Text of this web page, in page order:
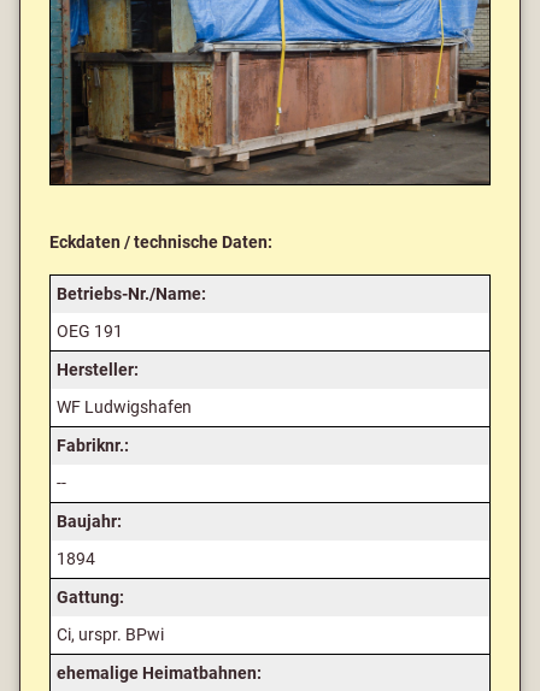
Eckdaten / technische Daten:
Betriebs-Nr./Name:
OEG 191
Hersteller:
WF Ludwigshafen
Fabriknr.:
--
Baujahr:
1894
Gattung:
Ci, urspr. BPwi
ehemalige Heimatbahnen: